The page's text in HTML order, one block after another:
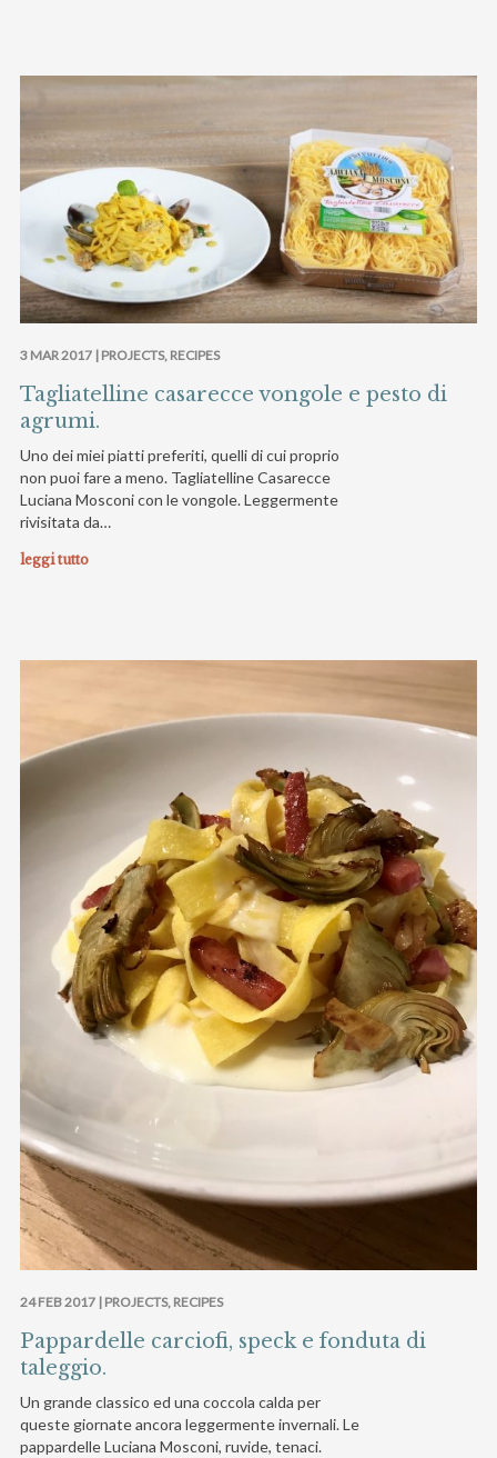
3 MAR 2017 | PROJECTS, RECIPES
Tagliatelline casarecce vongole e pesto di
agrumi.
Uno dei miei piatti preferiti, quelli di cui proprio
non puoi fare a meno. Tagliatelline Casarecce
Luciana Mosconi con le vongole. Leggermente
rivisitata da…
leggi tutto
24 FEB 2017 | PROJECTS, RECIPES
Pappardelle carciofi, speck e fonduta di
taleggio.
Un grande classico ed una coccola calda per
queste giornate ancora leggermente invernali. Le
pappardelle Luciana Mosconi, ruvide, tenaci.